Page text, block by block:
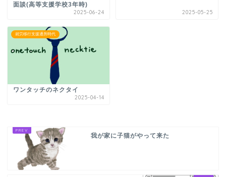
面談(高等支援学校3年時)
2025-06-24 2025-05-25
就労移行支援通所時代
ワンタッチのネクタイ
2025-04-14
我が家に子猫がやって来た